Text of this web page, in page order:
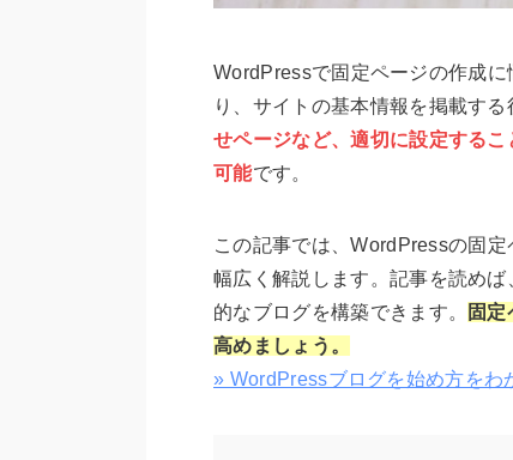
WordPressで固定ページの作成
り、サイトの基本情報を掲載する
せページなど、適切に設定する
可能です。
この記事では、WordPressの固
幅広く解説します。記事を読め
的なブログを構築できます。
固
高めましょう。
» WordPressブログを始め方をわ